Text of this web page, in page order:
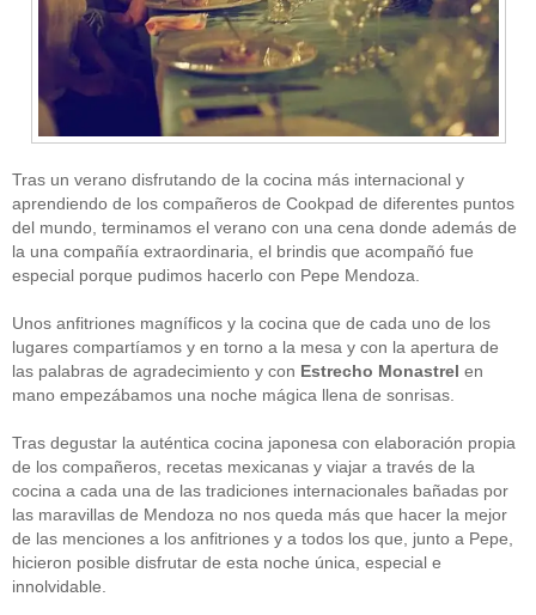
CATEGORÍAS
Alimentos(44)
America(8)
Carnes(3)
cataluña(1)
Cocina(38)
consejos(3)
El Celler de Can Roca(1)
Empresas(12)
ferran adria(10)
formación(1)
Gastronomía
Tras un verano disfrutando de la cocina más internacional y
aprendiendo de los compañeros de Cookpad de diferentes puntos
del mundo, terminamos el verano con una cena donde además de
la una compañía extraordinaria, el brindis que acompañó fue
especial porque pudimos hacerlo con Pepe Mendoza.
Unos anfitriones magníficos y la cocina que de cada uno de los
lugares compartíamos y en torno a la mesa y con la apertura de
las palabras de agradecimiento y con Estrecho Monastrel en
mano empezábamos una noche mágica llena de sonrisas.
Tras degustar la auténtica cocina japonesa con elaboración propia
de los compañeros, recetas mexicanas y viajar a través de la
cocina a cada una de las tradiciones internacionales bañadas por
las maravillas de Mendoza no nos queda más que hacer la mejor
de las menciones a los anfitriones y a todos los que, junto a Pepe,
hicieron posible disfrutar de esta noche única, especial e
innolvidable.